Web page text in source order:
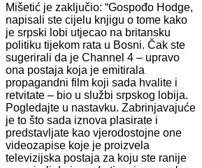
Mišetić je zaključio: “Gospođo Hodge,
napisali ste cijelu knjigu o tome kako
je srpski lobi utjecao na britansku
politiku tijekom rata u Bosni. Čak ste
sugerirali da je Channel 4 – upravo
ona postaja koja je emitirala
propagandni film koji sada hvalite i
retvitate – bio u službi srpskog lobija.
Pogledajte u nastavku. Zabrinjavajuće
je to što sada iznova plasirate i
predstavljate kao vjerodostojne one
videozapise koje je proizvela
televizijska postaja za koju ste ranije